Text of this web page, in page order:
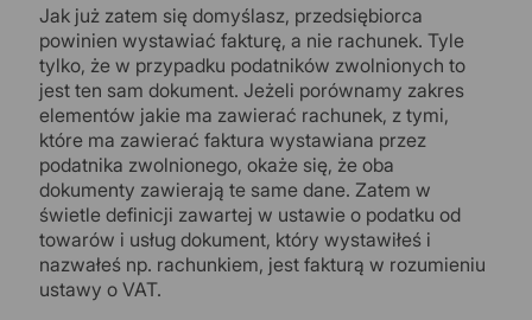
Jak już zatem się domyślasz, przedsiębiorca
powinien wystawiać fakturę, a nie rachunek. Tyle
tylko, że w przypadku podatników zwolnionych to
jest ten sam dokument. Jeżeli porównamy zakres
elementów jakie ma zawierać rachunek, z tymi,
które ma zawierać faktura wystawiana przez
podatnika zwolnionego, okaże się, że oba
dokumenty zawierają te same dane. Zatem w
świetle definicji zawartej w ustawie o podatku od
towarów i usług dokument, który wystawiłeś i
nazwałeś np. rachunkiem, jest fakturą w rozumieniu
ustawy o VAT.